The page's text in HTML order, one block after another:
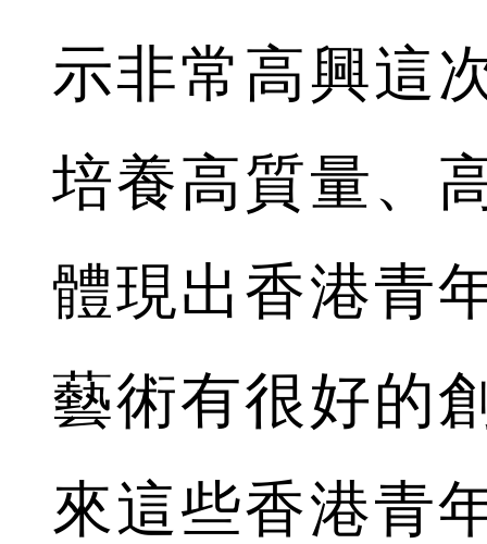
示非常高興這
培養高質量、
體現出香港青
藝術有很好的
來這些香港青